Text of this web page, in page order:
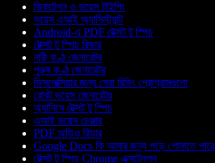
ডিকটেশন ও ভয়েস টাইপিং
ভয়েস এআই অ্যাসিস্ট্যান্ট
Android-এ PDF টেক্সট টু স্পিচ
টেক্সট টু স্পিচ রিডার
নারী কণ্ঠ জেনারেটর
পুরুষ কণ্ঠ জেনারেটর
ডিসলেক্সিয়ার জন্য সেরা রিডিং প্রোগ্রামগুলো
রোবট ভয়েস জেনারেটর
অ্যানিমে টেক্সট টু স্পিচ
এআই ভয়েস চেঞ্জার
PDF অডিও রিডার
Google Docs কি আমার জন্য পড়ে শোনাতে পারে
টেক্সট টু স্পিচ Chrome এক্সটেনশন